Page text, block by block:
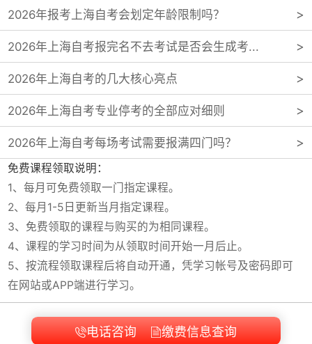
2026年报考上海自考会划定年龄限制吗？
2026年上海自考报完名不去考试是否会生成考...
2026年上海自考的几大核心亮点
2026年上海自考专业停考的全部应对细则
2026年上海自考每场考试需要报满四门吗？
免费课程领取说明：
1、每月可免费领取一门指定课程。
2、每月1-5日更新当月指定课程。
3、免费领取的课程与购买的为相同课程。
4、课程的学习时间为从领取时间开始一月后止。
5、按流程领取课程后将自动开通，凭学习帐号及密码即可
在网站或APP端进行学习。
电话咨询 缴费信息查询